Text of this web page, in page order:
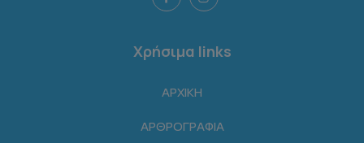
Χρήσιμα links
ΑΡΧΙΚΗ
ΑΡΘΡΟΓΡΑΦΙΑ